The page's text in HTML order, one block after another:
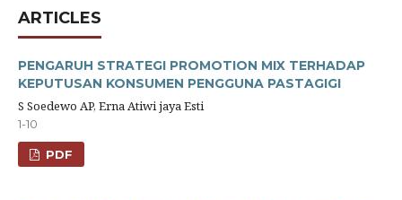
ARTICLES
PENGARUH STRATEGI PROMOTION MIX TERHADAP
KEPUTUSAN KONSUMEN PENGGUNA PASTAGIGI
S Soedewo AP, Erna Atiwi jaya Esti
1-10
PDF